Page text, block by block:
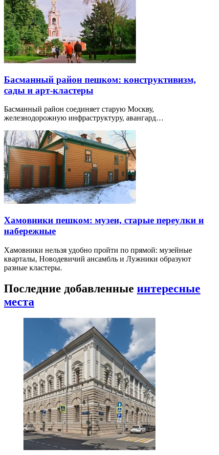
Басманный район пешком: конструктивизм,
сады и арт-кластеры
Басманный район соединяет старую Москву,
железнодорожную инфраструктуру, авангард…
Хамовники пешком: музеи, старые переулки и
набережные
Хамовники нельзя удобно пройти по прямой: музейные
кварталы, Новодевичий ансамбль и Лужники образуют
разные кластеры.
Последние добавленные интересные
места